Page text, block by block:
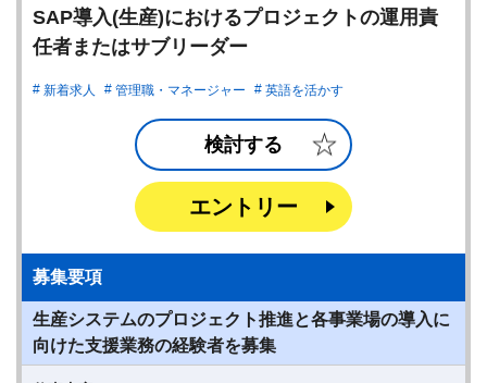
SAP導入(生産)におけるプロジェクトの運用責
任者またはサブリーダー
新着求人 管理職・マネージャー 英語を活かす
検討する
エントリー
募集要項
生産システムのプロジェクト推進と各事業場の導入に
向けた支援業務の経験者を募集